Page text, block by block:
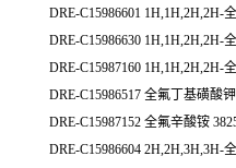
DRE-C15986601 1H,1H,2H,2H-
DRE-C15986630 1H,1H,2H,2H-
DRE-C15987160 1H,1H,2H,2H-
DRE-C15986517 全氟丁基磺酸
DRE-C15987152 全氟辛酸铵
DRE-C15986604 2H,2H,3H,3H-